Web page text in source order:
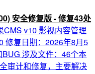
安全修复版 - 修复43处
CMS v10 影视内容管理
修复日期：2026年8月5
涉及文件：46个本
审计和修复，主要解决